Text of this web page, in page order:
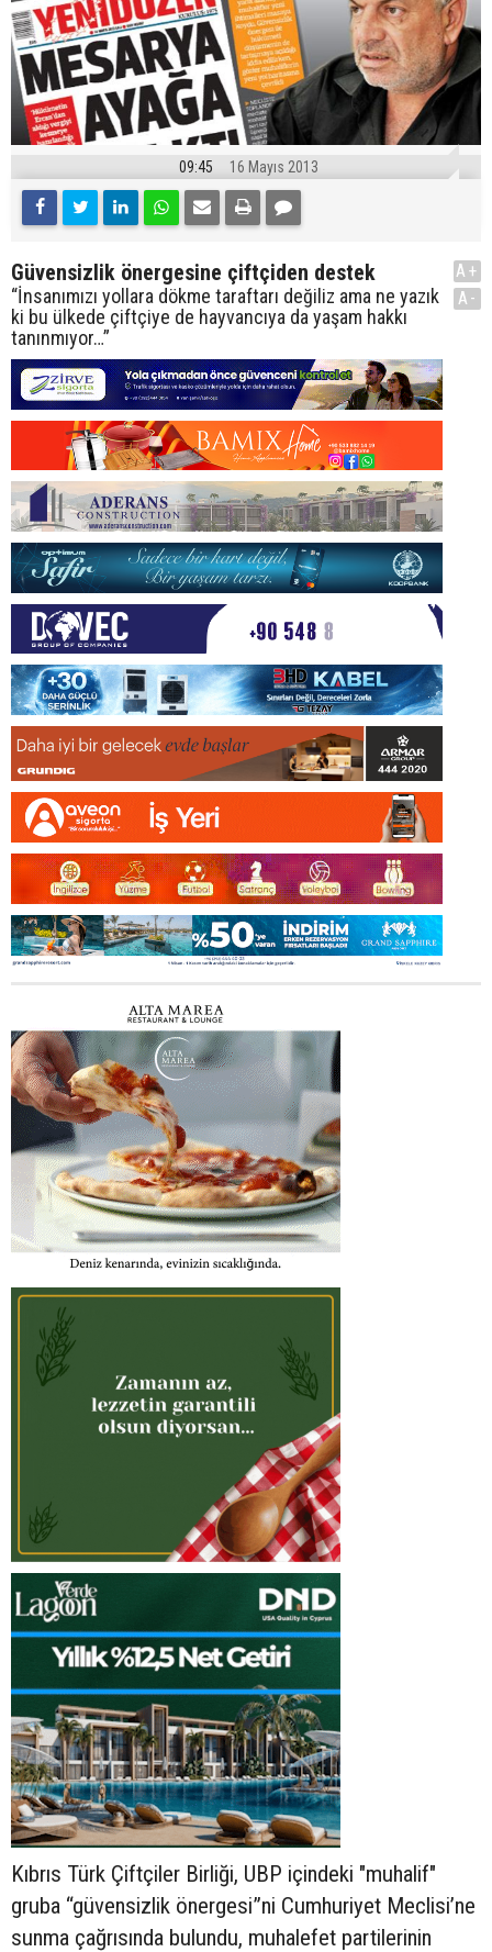
09:45 16 Mayıs 2013
Güvensizlik önergesine çiftçiden destek
“İnsanımızı yollara dökme taraftarı değiliz ama ne yazık
ki bu ülkede çiftçiye de hayvancıya da yaşam hakkı
tanınmıyor…”
A+
A-
Kıbrıs Türk Çiftçiler Birliği, UBP içindeki "muhalif"
gruba “güvensizlik önergesi”ni Cumhuriyet Meclisi’ne
sunma çağrısında bulundu, muhalefet partilerinin